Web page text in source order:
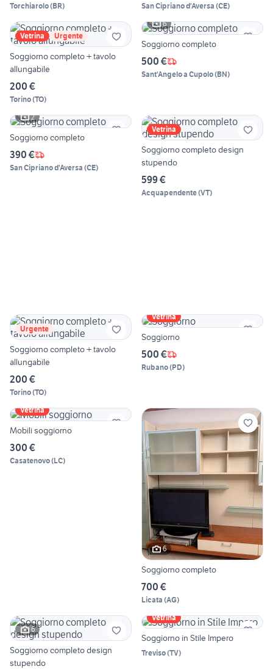
Torchiarolo(BR) San Cipriano d'Aversa (CE)
Vetrina Urgente
Soggiorno completo + tavolo
allungabile
200 €
Torino(TO)
6
Soggiorno completo
500 €
Sant'Angelo a Cupolo(BN)
2
Soggiorno completo
390 €
San Cipriano d'Aversa (CE)
Vetrina
Soggiorno completo design
stupendo
599 €
Acquapendente(VT)
Urgente
Soggiorno completo + tavolo
allungabile
200 €
Torino(TO)
Vetrina
Soggiorno
500 €
Rubano(PD)
Vetrina
Mobili soggiorno
300 €
Casatenovo(LC)
6
Soggiorno completo
700 €
Licata (AG)
6
Soggiorno completo design
stupendo
Vetrina
Soggiorno in Stile Impero
Treviso(TV)